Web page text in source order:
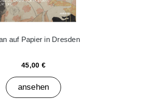
auf Papier in Dresden
45,00 €
ansehen